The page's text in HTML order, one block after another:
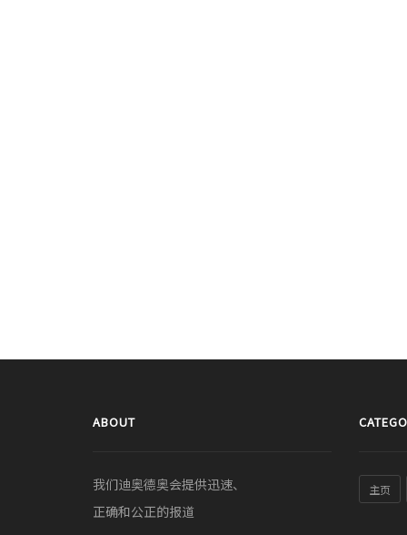
ABOUT
我们迪奥德奥会提供迅速、
正确和公正的报道
主页